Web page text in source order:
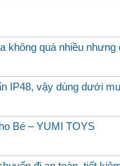
không quá nhiều nhưng
IP48, vậy dùng dưới
Bé – YUMI TOYS